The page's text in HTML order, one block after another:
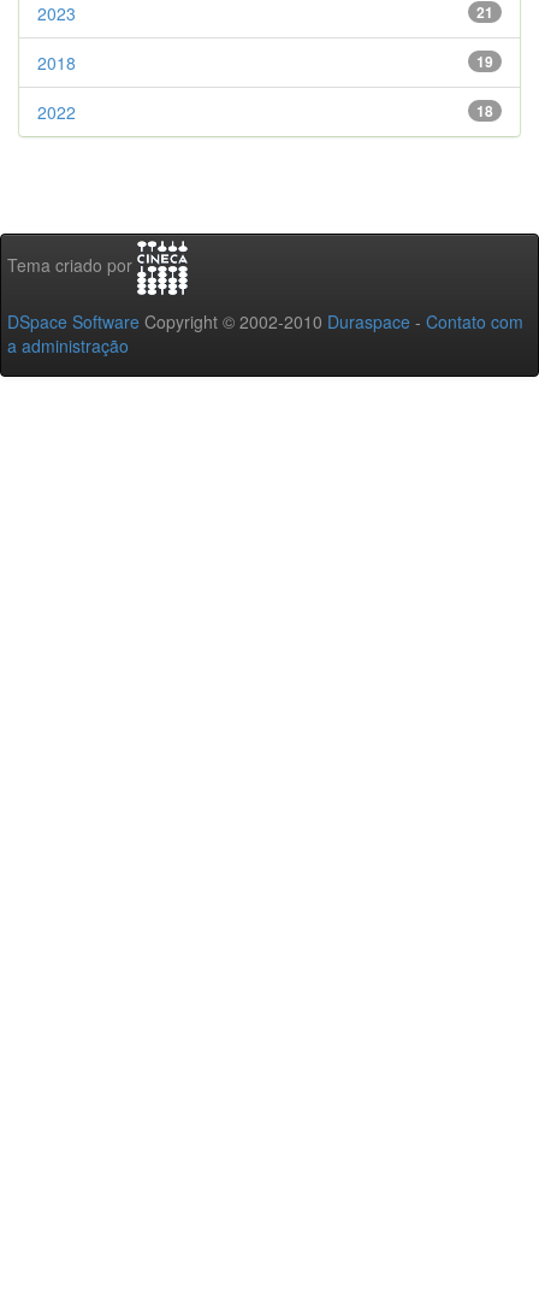
21
2023
19
2018
18
2022
Tema criado por
DSpace Software Copyright © 2002-2010 Duraspace - Contato com
a administração